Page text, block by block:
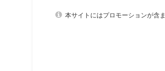
本サイトにはプロモーションが含